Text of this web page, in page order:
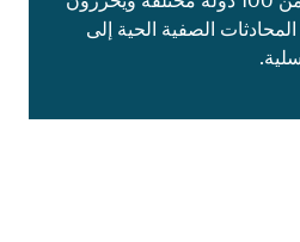
الصفية الحية إلى